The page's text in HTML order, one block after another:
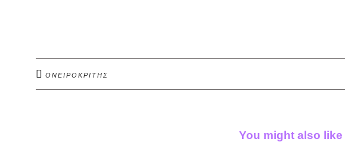
ΟΝΕΙΡΟΚΡΙΤΗΣ
You might also like